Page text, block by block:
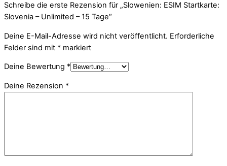
Schreibe die erste Rezension für „Slowenien: ESIM Startkarte:
Slovenia – Unlimited – 15 Tage“
Deine E-Mail-Adresse wird nicht veröffentlicht. Erforderliche
Felder sind mit * markiert
Deine Bewertung *
Deine Rezension *